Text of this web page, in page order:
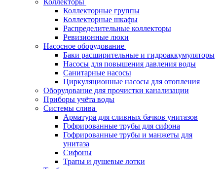
Коллекторные группы
Коллекторные шкафы
Распределительные коллекторы
Ревизионные люки
Насосное оборудование
Баки расширительные и гидроаккумуляторы
Насосы для повышения давления воды
Санитарные насосы
Циркуляционные насосы для отопления
Оборудование для прочистки канализации
Приборы учёта воды
Системы слива
Арматура для сливных бачков унитазов
Гофрированные трубы для сифона
Гофрированные трубы и манжеты для
унитаза
Сифоны
Трапы и душевые лотки